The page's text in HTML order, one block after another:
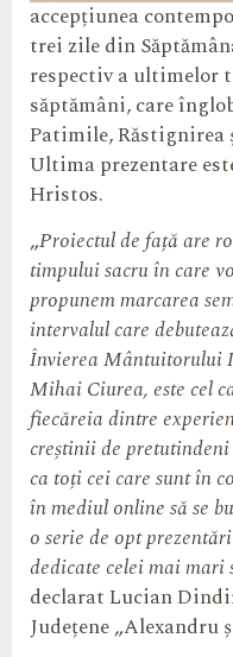
accepțiunea
trei zile din
respectiv a ultimelor
săptămâni, care
Patimile,
Ultima prezentare
Hristos.
„Proiectul de față are
timpului sacru în care
propunem marcarea
intervalul care
Învierea Mântuitorului
Mihai Ciurea, este cel
fiecăreia dintre
creștinii de
ca toți cei care sunt în
în mediul online să se
o serie de opt
dedicate celei mai
declarat Lucian
Județene „Alexandru